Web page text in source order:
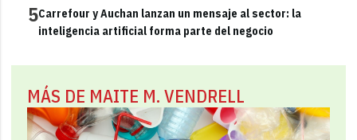
5Carrefour y Auchan lanzan un mensaje al sector: la
inteligencia artificial forma parte del negocio
MÁS DE MAITE M. VENDRELL